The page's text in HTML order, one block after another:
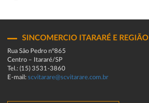
SINCOMERCIO ITARARÉ E REGIÃO
Rua São Pedro n°865
Centro – Itararé/SP
Tel.: (15) 3531-3860
E-mail: scvitarare@scvitarare.com.br